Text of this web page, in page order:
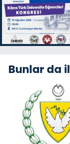
Bunlar da